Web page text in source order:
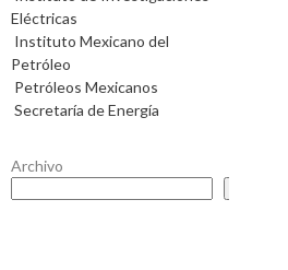
Eléctricas
Instituto Mexicano del
Petróleo
Petróleos Mexicanos
Secretaría de Energía
Archivo